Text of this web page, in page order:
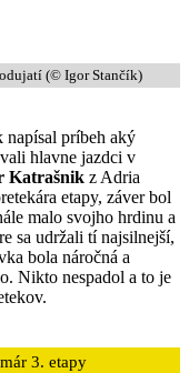
(© Igor Stančík)
napísal príbeh aký
hlavne jazdci v
Katrašnik z Adria
etapy, záver bol
malo svojho hrdinu a
sa udržali tí najsilnejší,
bola náročná a
Nikto nespadol a to je
3. etapy